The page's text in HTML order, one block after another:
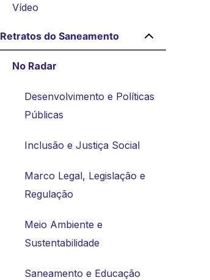
Vídeo
Retratos do Saneamento
No Radar
Desenvolvimento e Políticas
Públicas
Inclusão e Justiça Social
Marco Legal, Legislação e
Regulação
Meio Ambiente e
Sustentabilidade
Saneamento e Educação